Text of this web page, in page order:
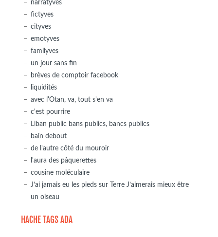
narratyves
fictyves
cityves
emotyves
familyves
un jour sans fin
brèves de comptoir facebook
liquidités
avec l'Otan, va, tout s'en va
c'est pourrire
Liban public bans publics, bancs publics
bain debout
de l'autre côté du mouroir
l'aura des pâquerettes
cousine moléculaire
J’ai jamais eu les pieds sur Terre J’aimerais mieux être
un oiseau
HACHE TAGS ADA